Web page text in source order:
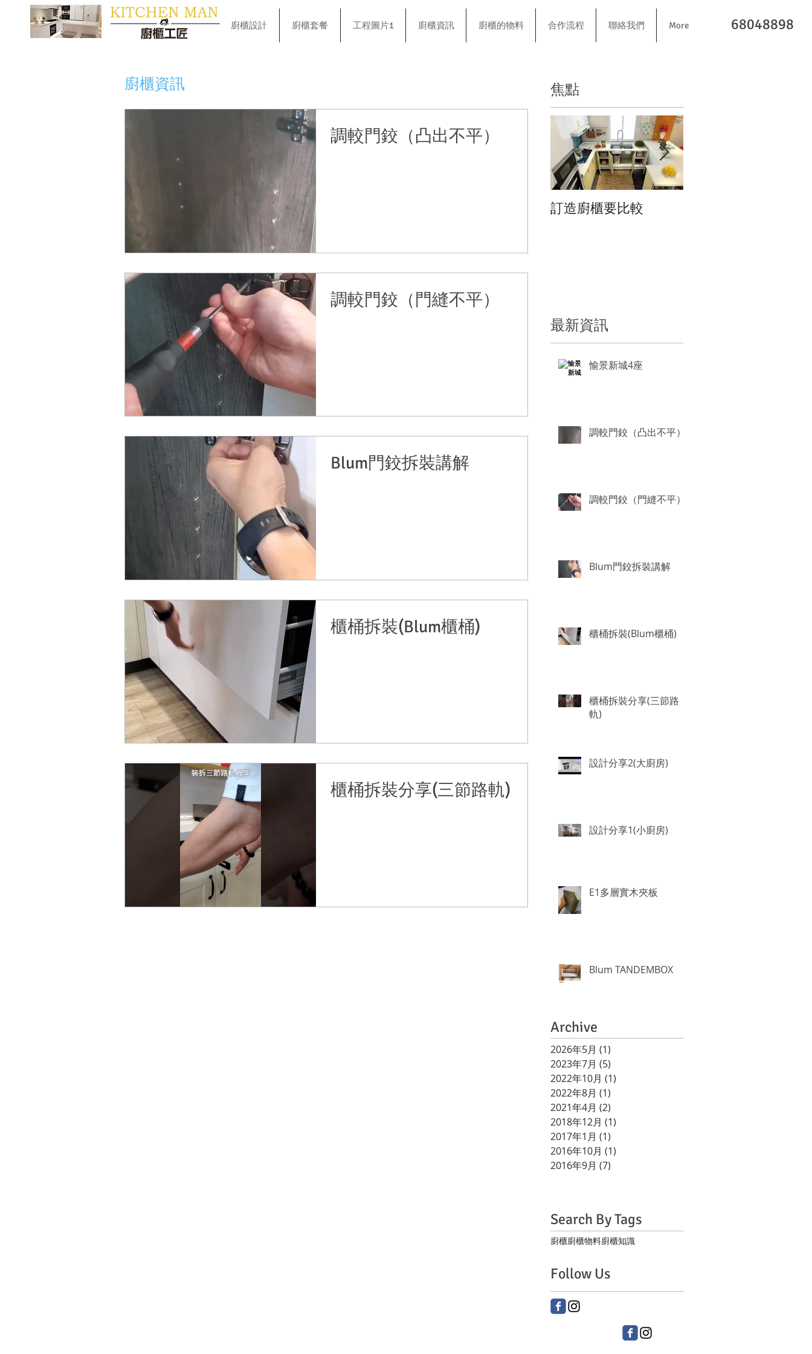
​廚櫃 廚櫃設計 廚櫃套餐 工程圖片1 廚櫃資訊 廚櫃的物料 合作流程 聯絡我們 More 68048898
廚櫃資訊
調較門鉸（凸出不平）
調較門鉸（門縫不平）
Blum門鉸拆裝講解
櫃桶拆裝(Blum櫃桶)
櫃桶拆裝分享(三節路軌)
焦點
訂造廚櫃要比較
​最新資訊
愉景新城4座
調較門鉸（凸出不平）
調較門鉸（門縫不平）
Blum門鉸拆裝講解
櫃桶拆裝(Blum櫃桶)
櫃桶拆裝分享(三節路
軌)
設計分享2(大廚房)
設計分享1(小廚房)
E1多層實木夾板
Blum TANDEMBOX
Archive
2026年5月 (1)
2023年7月 (5)
2022年10月 (1)
2022年8月 (1)
2021年4月 (2)
2018年12月 (1)
2017年1月 (1)
2016年10月 (1)
2016年9月 (7)
Search By Tags
廚櫃廚櫃物料廚櫃知識
Follow Us